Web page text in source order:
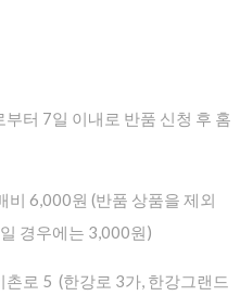
터 7일 이내로 반품 신청 후 홈
비 6,000원 (반품 상품을 제외
경우에는 3,000원)
촌로 5 (한강로 3가, 한강그랜드